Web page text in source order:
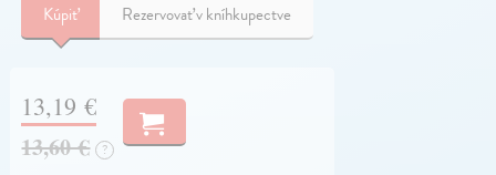
Kúpiť Rezervovať v kníhkupectve
13,19 €
13,60 € ?